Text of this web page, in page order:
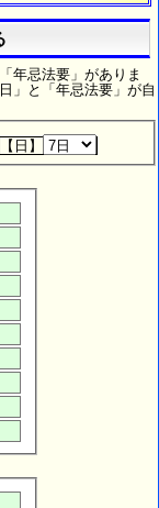
年忌法要」がありま
」と「年忌法要」が自
【日】